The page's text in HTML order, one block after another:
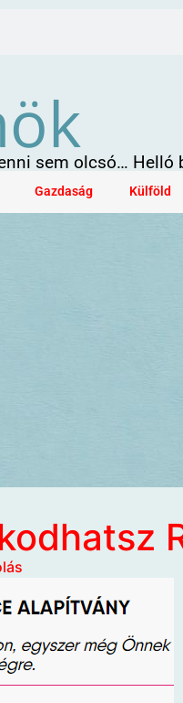
sem olcsó… Helló
Gazdaság Külföld